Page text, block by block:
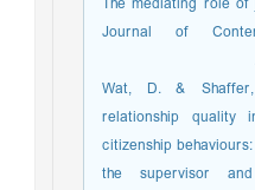
Journal of
Wat, D. &
relationship quality
citizenship
the supervisor